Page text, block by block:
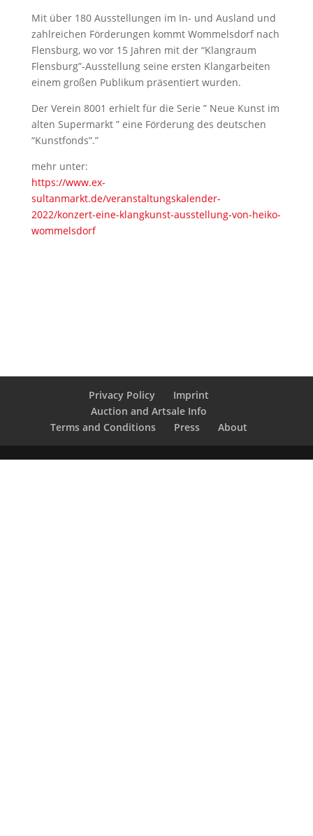
Mit über 180 Ausstellungen im In- und Ausland und
zahlreichen Förderungen kommt Wommelsdorf nach
Flensburg, wo vor 15 Jahren mit der “Klangraum
Flensburg”-Ausstellung seine ersten Klangarbeiten
einem großen Publikum präsentiert wurden.
Der Verein 8001 erhielt für die Serie ” Neue Kunst im
alten Supermarkt ” eine Förderung des deutschen
“Kunstfonds”.”
mehr unter:
https://www.ex-
sultanmarkt.de/veranstaltungskalender-
2022/konzert-eine-klangkunst-ausstellung-von-heiko-
wommelsdorf
Privacy Policy
Imprint
Auction and Artsale Info
Terms and Conditions
Press About